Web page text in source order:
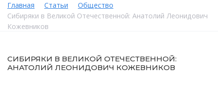
Главная Статьи
Общество
Сибиряки в Великой Отечественной: Анатолий Леонидович
Кожевников
СИБИРЯКИ В ВЕЛИКОЙ ОТЕЧЕСТВЕННОЙ:
АНАТОЛИЙ ЛЕОНИДОВИЧ КОЖЕВНИКОВ